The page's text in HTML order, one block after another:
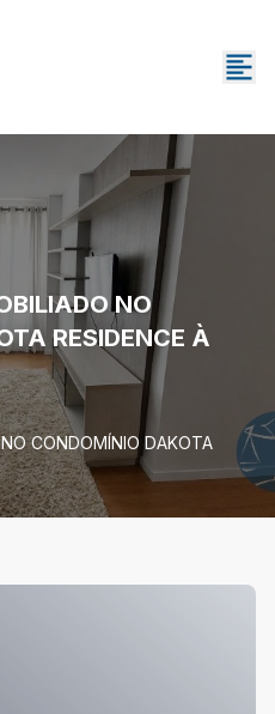
NO
RESIDENCE À
CONDOMÍNIO DAKOTA